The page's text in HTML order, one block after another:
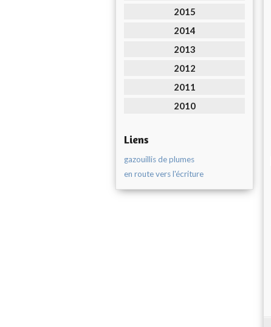
2015
2014
2013
2012
2011
2010
Liens
gazouillis de plumes
en route vers l'écriture